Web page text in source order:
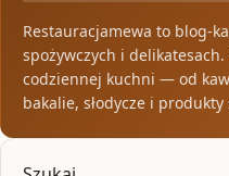
Restauracjamewa to blog-
spożywczych i
codziennej kuchni — od
bakalie, słodycze i